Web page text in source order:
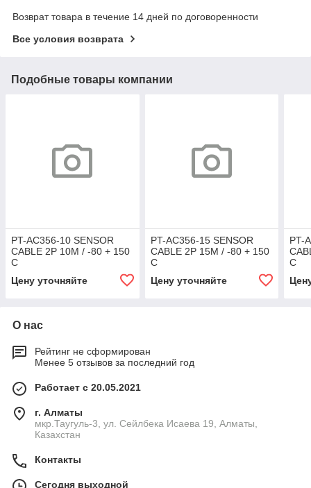
Возврат товара в течение 14 дней по договоренности
Все условия возврата
Подобные товары компании
PT-AC356-10 SENSOR
CABLE 2P 10M / -80 + 150
C
Цену уточняйте
PT-AC356-15 SENSOR
CABLE 2P 15M / -80 + 150
C
Цену уточняйте
PT-
C
О нас
Рейтинг не сформирован
Менее 5 отзывов за последний год
Работает с 20.05.2021
г. Алматы
мкр.Таугуль-3, ул. Сейлбека Исаева 19, Алматы,
Казахстан
Контакты
Сегодня выходной